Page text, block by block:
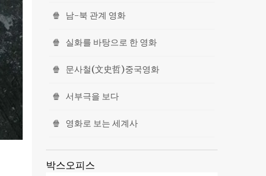
🍿 남-북 관계 영화
🍿 실화를 바탕으로 한 영화
🍿 문사철(文史哲)중국영화
🍿 서부극을 보다
🍿 영화로 보는 세계사
박스오피스